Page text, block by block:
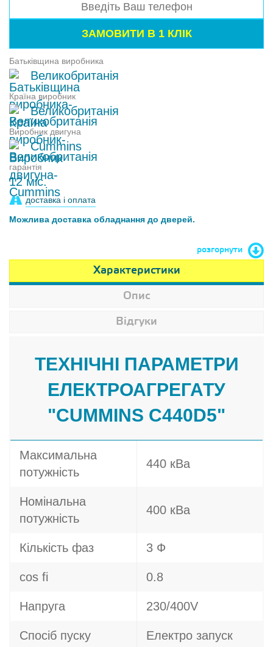
Батьківщина виробника
Великобританія
Країна виробник
Великобританія
Виробник двигуна
Cummins
гарантія
12 міс.
доставка і оплата
Можлива доставка обладнання до дверей.
розгорнути
Характеристики
Опис
Відгуки
ТЕХНІЧНІ ПАРАМЕТРИ
ЕЛЕКТРОАГРЕГАТУ
"CUMMINS C440D5"
Максимальна
потужність
440 кВа
Номінальна
потужність
400 кВа
Кількість фаз 3 Ф
cos fi 0.8
Напруга 230/400V
Спосіб пуску Електро запуск